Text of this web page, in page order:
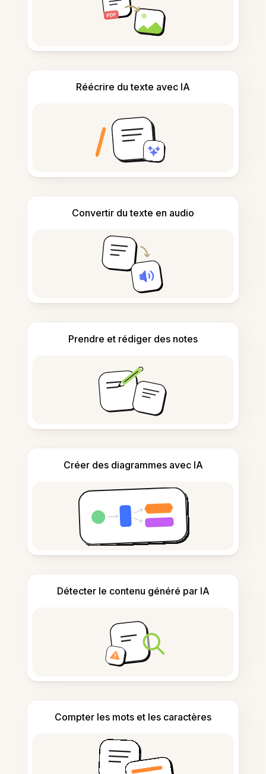
Réécrire du texte avec IA
Convertir du texte en audio
Prendre et rédiger des notes
Créer des diagrammes avec IA
Détecter le contenu généré par IA
Compter les mots et les caractères